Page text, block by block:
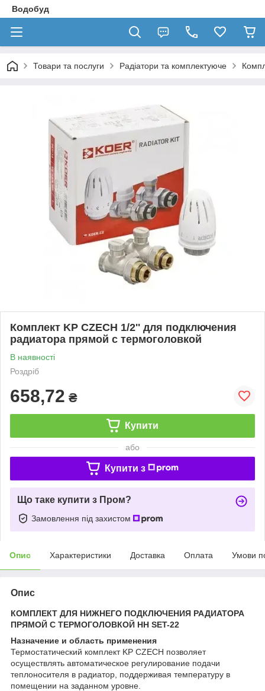
Водобуд
Товари та послуги Радіатори та комплектуюче
Комплект KP CZECH 1/2'' для подключения
радиатора прямой с термоголовкой
В наявності
Роздріб
658,72 ₴
Купити
або
Купити з
Що таке купити з Пром?
Замовлення під захистом
Опис Характеристики Доставка Оплата Умови
Опис
КОМПЛЕКТ ДЛЯ НИЖНЕГО ПОДКЛЮЧЕНИЯ РАДИАТОРА
ПРЯМОЙ С ТЕРМОГОЛОВКОЙ НН SET-22
Назначение и область применения
Термостатический комплект KP CZECH позволяет
осуществлять автоматическое регулирование подачи
теплоносителя в радиатор, поддерживая температуру в
помещении на заданном уровне.